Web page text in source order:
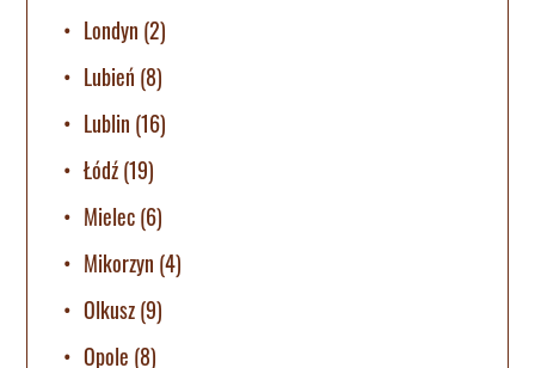
Londyn (2)
Lubień (8)
Lublin (16)
Łódź(19)
Mielec(6)
Mikorzyn (4)
Olkusz(9)
Opole (8)